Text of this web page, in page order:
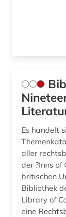
Es handelt
aller
der ?Inns of
britischen
Bibliothek
Library of
eine